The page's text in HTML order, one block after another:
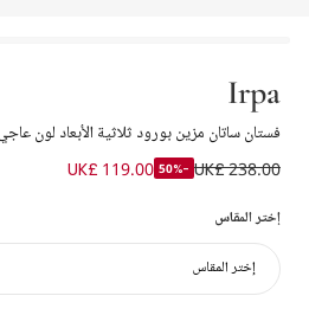
Irpa
فستان ساتان مزين بورود ثلاثية الأبعاد لون
UK£ 238.00
-50%
UK£ 119.00
إختر المقاس
إختر المقاس